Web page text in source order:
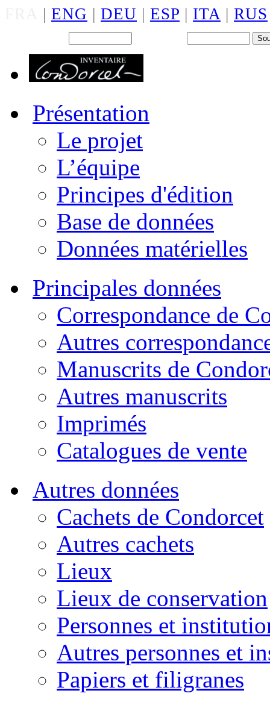
| ENG | DEU | ESP | ITA | RUS
Présentation
Le projet
L’équipe
Principes d'édition
Base de données
Données matérielles
Principales données
Correspondance de
Autres
Manuscrits de
Autres manuscrits
Imprimés
Catalogues de vente
Autres données
Cachets de Condorcet
Autres cachets
Lieux
Lieux de conservation
Personnes et
Autres personnes et
Papiers et filigranes